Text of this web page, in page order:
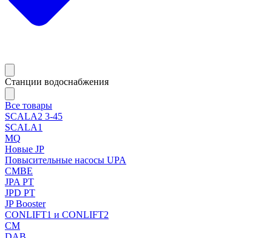
Станции водоснабжения
Все товары
SCALA2 3-45
SCALA1
MQ
Новые JP
Повысительные насосы UPA
CMBE
JPA PT
JPD PT
JP Booster
CONLIFT1 и CONLIFT2
CM